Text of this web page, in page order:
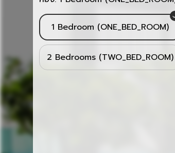
1 Bedroom (ONE_BED_ROOM)
2 Bedrooms (TWO_BED_ROOM)